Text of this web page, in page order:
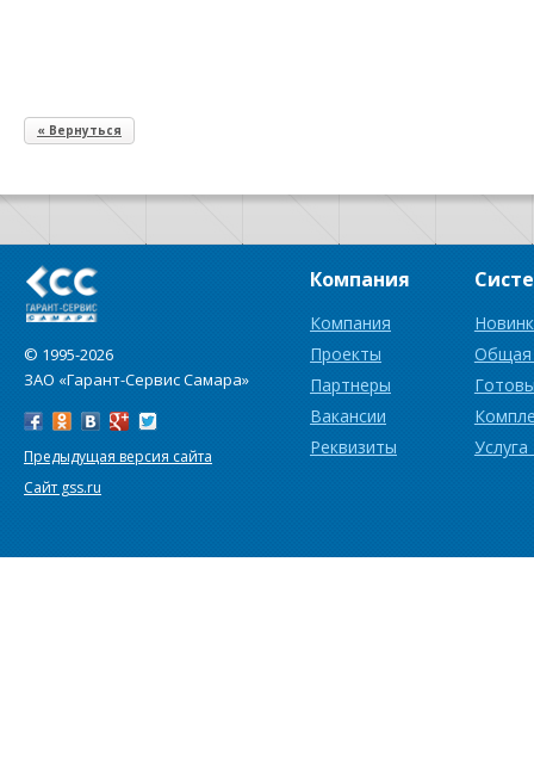
« Вернуться
© 1995-2026
ЗАО «Гарант-Сервис Самара»
Предыдущая версия сайта
Сайт gss.ru
Компания
Компания
Проекты
Партнеры
Вакансии
Реквизиты
Общая